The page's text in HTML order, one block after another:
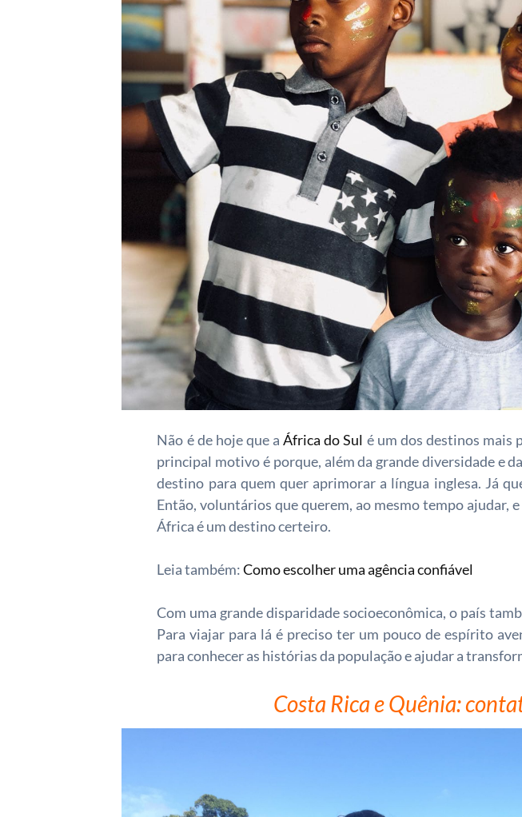
Não é de hoje que aÁfrica do Sul é um dos destinos mais
principal motivo é porque, além da grande diversidade e
destino para quem quer aprimorar a língua inglesa. Já
Então, voluntários que querem, ao mesmo tempo ajudar,
África é um destino certeiro.
Leia também:Como escolher uma agência confiável
Com uma grande disparidade socioeconômica, o país
Para viajar para lá é preciso ter um pouco de espírito
para conhecer as histórias da população e ajudar a
Costa Rica e Quênia: